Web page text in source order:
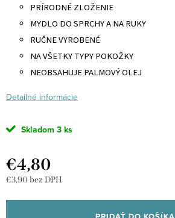
PRÍRODNÉ ZLOŽENIE
MYDLO DO SPRCHY A NA RUKY
RUČNE VYROBENÉ
NA VŠETKY TYPY POKOŽKY
NEOBSAHUJE PALMOVÝ OLEJ
Detailné informácie
Skladom 3 ks
€4,80
€3,90 bez DPH
cena: